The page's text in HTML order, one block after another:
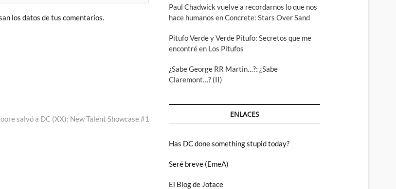
los datos de tus comentarios.
salvó a DC (XX): New Talent Showcase #1
Paul Chadwick vuelve a recordarnos lo que nos
hace humanos en Concrete: Stars Over Sand
Pitufo Verde y Verde Pitufo: Secretos que me
encontré en Los Pitufos
¿Sabe George RR Martin…?: ¿Sabe
Claremont…? (II)
ENLACES
Has DC done something stupid today?
Seré breve (EmeA)
El Blog de Jotace